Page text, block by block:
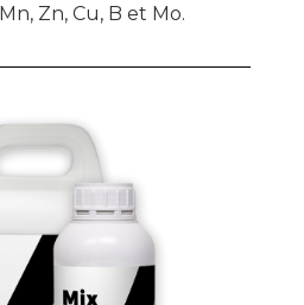
Zn, Cu, B et Mo.